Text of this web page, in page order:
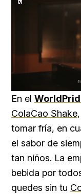
En el
ColaCao Shake
tomar fría, en
el sabor de
tan niños. La
bebida por
quedes sin tu